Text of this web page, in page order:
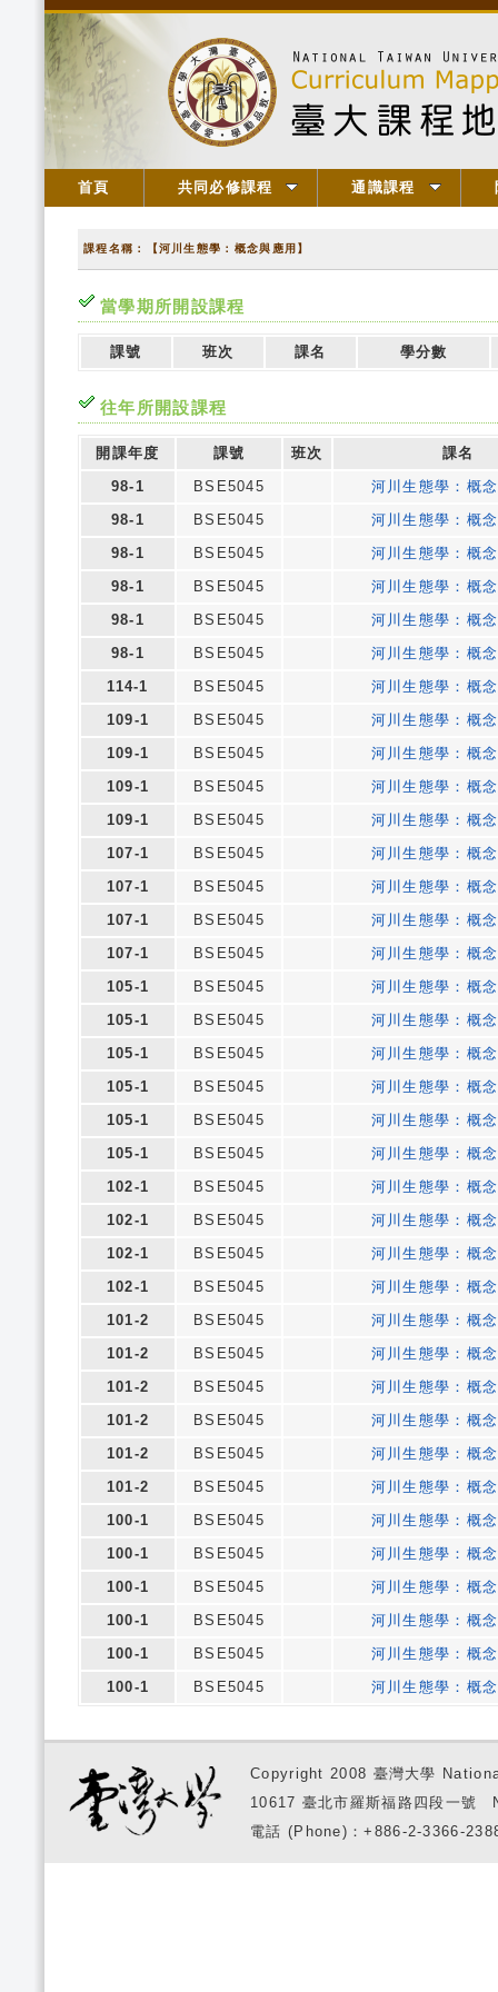
首頁 共同必修課程 通識課程
課程名稱：【河川生態學：概念與應用】
當學期所開設課程
課號 班次 課名 學分數
往年所開設課程
開課年度 課號 班次
課名
98-1
BSE5045
河川生態學：概
98-1
BSE5045
河川生態學：概
98-1
BSE5045
河川生態學：概
98-1
BSE5045
河川生態學：概
98-1
BSE5045
河川生態學：概
98-1
BSE5045
河川生態學：概
114-1
BSE5045
河川生態學：概
109-1
BSE5045
河川生態學：概
109-1
BSE5045
河川生態學：概
109-1
BSE5045
河川生態學：概
109-1
BSE5045
河川生態學：概
107-1
BSE5045
河川生態學：概
107-1
BSE5045
河川生態學：概
107-1
BSE5045
河川生態學：概
107-1
BSE5045
河川生態學：概
105-1
BSE5045
河川生態學：概
105-1
BSE5045
河川生態學：概
105-1
BSE5045
河川生態學：概
105-1
BSE5045
河川生態學：概
105-1
BSE5045
河川生態學：概
105-1
BSE5045
河川生態學：概
102-1
BSE5045
河川生態學：概
102-1
BSE5045
河川生態學：概
102-1
BSE5045
河川生態學：概
102-1
BSE5045
河川生態學：概
101-2
BSE5045
河川生態學：概
101-2
BSE5045
河川生態學：概
101-2
BSE5045
河川生態學：概
101-2
BSE5045
河川生態學：概
101-2
BSE5045
河川生態學：概
101-2
BSE5045
河川生態學：概
100-1
BSE5045
河川生態學：概
100-1
BSE5045
河川生態學：概
100-1
BSE5045
河川生態學：概
100-1
BSE5045
河川生態學：概
100-1
BSE5045
河川生態學：概
100-1
BSE5045 河川生態學：概
Copyright 2008 臺灣大學
10617 臺北市羅斯福路四段一
電話 (Phone)：+886-2-3366-